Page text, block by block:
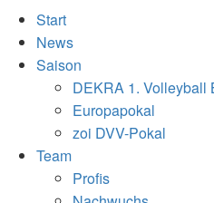
Start
News
Saison
DEKRA 1. Volleyball
Europapokal
zoi DVV-Pokal
Team
Profis